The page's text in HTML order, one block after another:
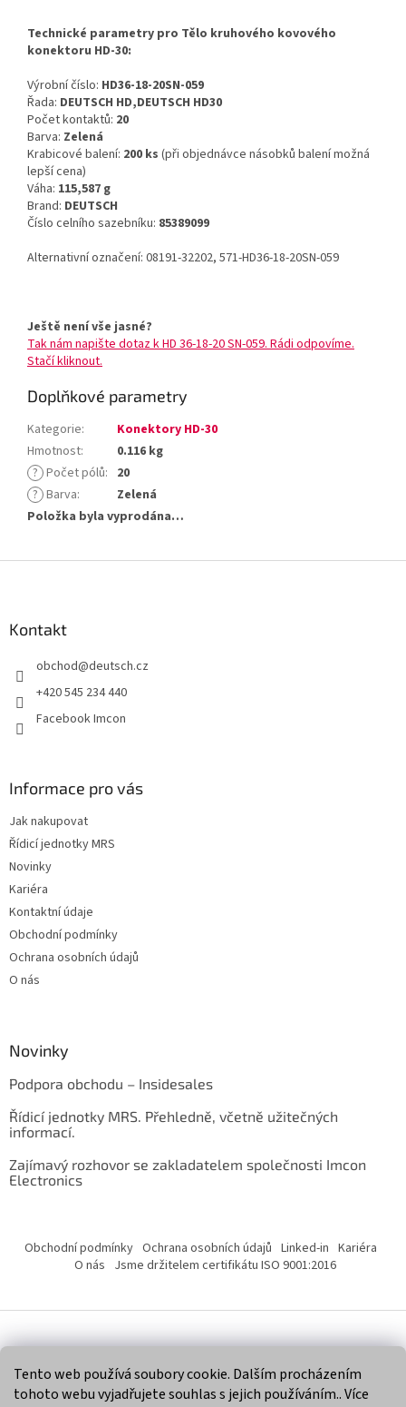
Tento web používá soubory cookie. Dalším procházením
tohoto webu vyjadřujete souhlas s jejich používáním.. Více
Technické parametry pro Tělo kruhového kovového
konektoru HD-30:
Výrobní číslo: HD36-18-20SN-059
Řada: DEUTSCH HD,DEUTSCH HD30
Počet kontaktů: 20
Barva: Zelená
Krabicové balení: 200 ks (při objednávce násobků balení možná
lepší cena)
Váha: 115,587 g
Brand: DEUTSCH
Číslo celního sazebníku: 85389099
Alternativní označení: 08191-32202, 571-HD36-18-20SN-059
Ještě není vše jasné?
Tak nám napište dotaz k HD 36-18-20 SN-059. Rádi odpovíme.
Stačí kliknout.
Doplňkové parametry
Kategorie:
Konektory HD-30
Hmotnost:
0.116 kg
? Počet pólů: 20
? Barva:
Zelená
Položka byla vyprodána…
Kontakt
obchod@deutsch.cz
+420 545 234 440
Facebook Imcon
Informace pro vás
Jak nakupovat
Řídicí jednotky MRS
Novinky
Kariéra
Kontaktní údaje
Obchodní podmínky
Ochrana osobních údajů
O nás
Novinky
Podpora obchodu – Insidesales
Řídicí jednotky MRS. Přehledně, včetně užitečných
informací.
Zajímavý rozhovor se zakladatelem společnosti Imcon
Electronics
Obchodní podmínky Ochrana osobních údajů Linked-in Kariéra
O nás Jsme držitelem certifikátu ISO 9001:2016